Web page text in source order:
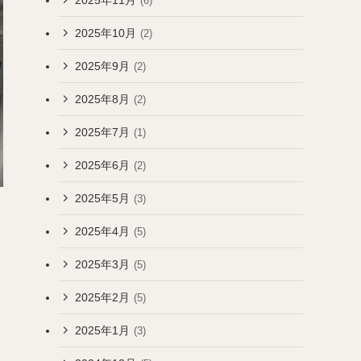
2025年10月 (2)
2025年9月 (2)
2025年8月 (2)
2025年7月 (1)
2025年6月 (2)
2025年5月 (3)
2025年4月 (5)
2025年3月 (5)
2025年2月 (5)
2025年1月 (3)